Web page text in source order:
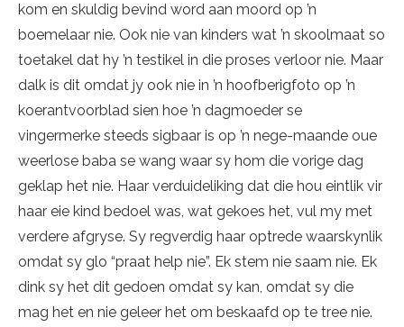
kom en skuldig bevind word aan moord op ’n
boemelaar nie. Ook nie van kinders wat ’n skoolmaat so
toetakel dat hy ’n testikel in die proses verloor nie. Maar
dalk is dit omdat jy ook nie in ’n hoofberigfoto op ’n
koerantvoorblad sien hoe ’n dagmoeder se
vingermerke steeds sigbaar is op ’n ne­ge-maande oue
weerlose baba se wang waar sy hom die vorige dag
geklap het nie. Haar verduideliking dat die hou eintlik vir
haar eie kind bedoel was, wat gekoes het, vul my met
verdere afgryse. Sy regverdig haar optrede waarskynlik
omdat sy glo “praat help nie”. Ek stem nie saam nie. Ek
dink sy het dit gedoen omdat sy kan, omdat sy die
mag het en nie geleer het om beskaafd op te tree nie.